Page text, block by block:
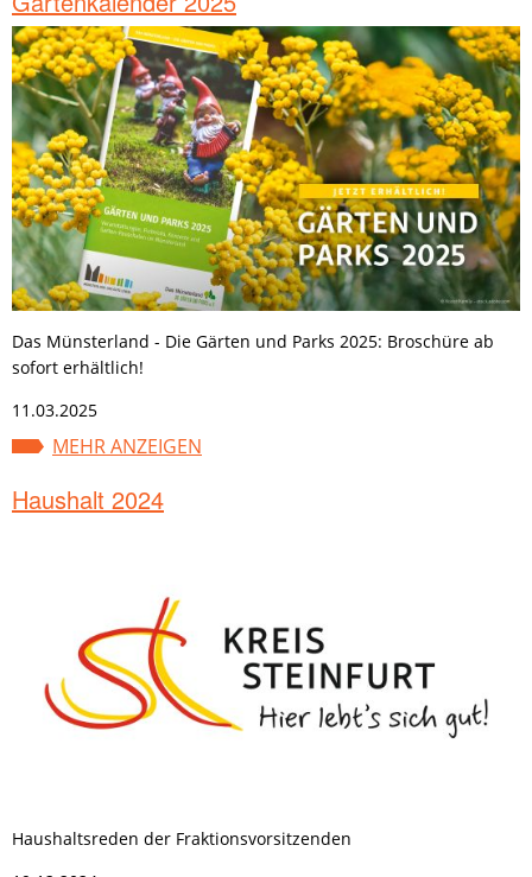
Das Münsterland - Die Gärten und Parks 2025: Broschüre ab
sofort erhältlich!
11.03.2025
MEHR ANZEIGEN
Haushalt 2024
Haushaltsreden der Fraktionsvorsitzenden